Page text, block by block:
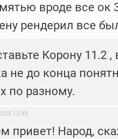
вроде все ок
рендерил все
Корону 11.2
не до конца
по разному.
13:45
привет! Народ,